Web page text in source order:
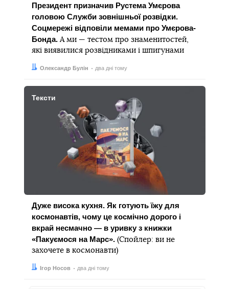
Президент призначив Рустема Умєрова
головою Служби зовнішньої розвідки.
Соцмережі відповіли мемами про Умєрова-
Бонда.А ми — тестом про знаменитостей,
які виявилися розвідниками і шпигунами
Автор:
Олександр Булін
Дата: два дні тому
Тексти
Дуже висока кухня. Як готують їжу для
космонавтів, чому це космічно дорого і
вкрай несмачно — в уривку з книжки
«Пакуємося на Марс». (Спойлер: ви не
захочете в космонавти)
Автор:Ігор Носов
Дата: два дні тому